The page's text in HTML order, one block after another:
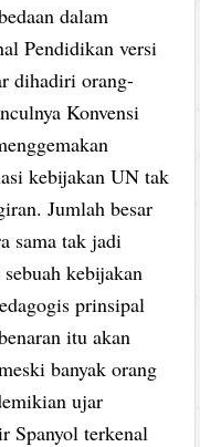
dalam
Pendidikan versi
dihadiri orang-
Konvensi
kebijakan UN tak
Jumlah besar
sama tak jadi
kebijakan
prinsipal
itu akan
banyak orang
ujar
Spanyol terkenal